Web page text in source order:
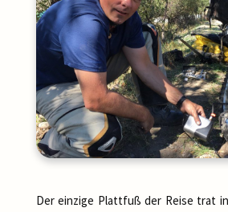
Der einzige Plattfuß der Reise trat